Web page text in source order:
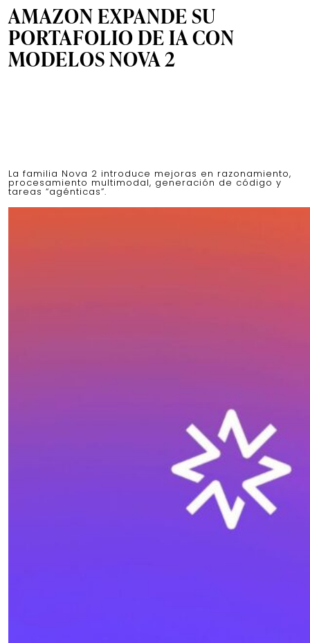
AMAZON EXPANDE SU
PORTAFOLIO DE IA CON
MODELOS NOVA 2
La familia Nova 2 introduce mejoras en razonamiento,
procesamiento multimodal, generación de código y
tareas “agénticas”.